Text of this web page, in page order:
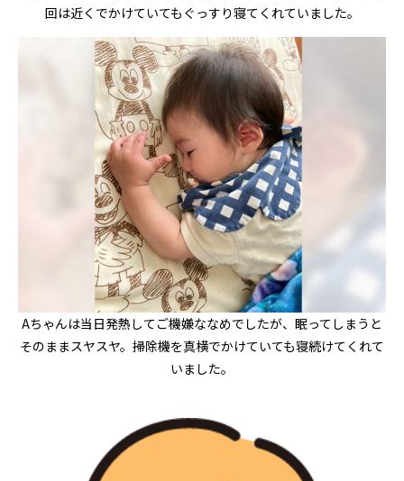
回は近くでかけていてもぐっすり寝てくれていました。
Aちゃんは当日発熱してご機嫌ななめでしたが、眠ってしまうと
そのままスヤスヤ。掃除機を真横でかけていても寝続けてくれて
いました。